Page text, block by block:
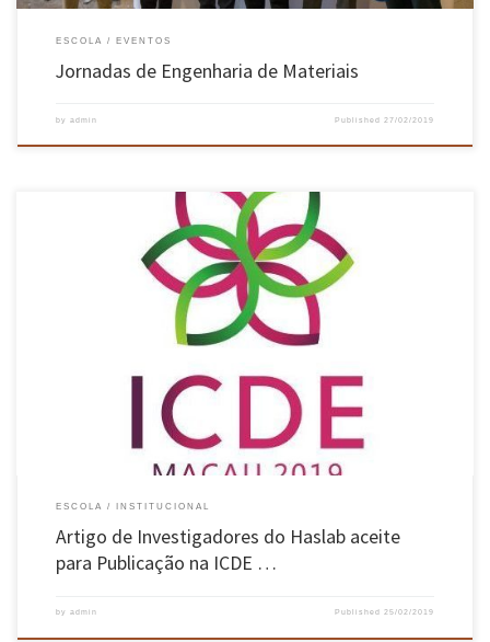
ESCOLA EVENTOS
Jornadas de Engenharia de Materiais
by admin Published 27/02/2019
O artigo intitulado “Efficient Synchronization of State-based CRDTs”, da autoria de Vítor
Enes, Paulo Sérgio Almeida e Carlos Baquero, investigadores do Laboratório de Software
Confiável da EEUM (HASLab), juntamente com João Leitão, investigador da NOVA LINCS, foi
aceite para publicação na 35ª Conferência Internacional sobre Engenharia de Dados do IEEE
ESCOLA INSTITUCIONAL
Artigo de Investigadores do Haslab aceite
para Publicação na ICDE …
by admin Published 25/02/2019